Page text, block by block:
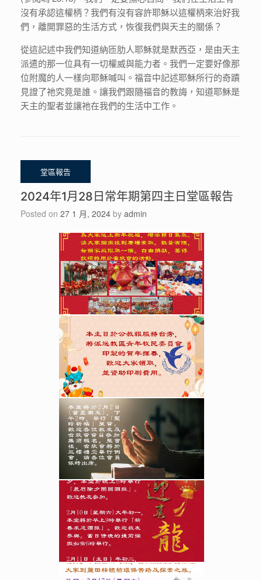
沒有承認這權柄？我們有沒有容許耶穌以這權柄來治好我
們，離開罪惡的生活方式，恢復我們與天主的關係？
從這記述中我們知道納匝肋人耶穌就是默西亞，是由天主
派遣的那一位具有一切權威與能力者。我們一定要好像那
位附魔的人一樣向耶穌喊叫。福音中記述耶穌所行的奇蹟
見證了祂究竟是誰。讓我們跟隨福音的教誨，知道耶穌是
天主的聖者並讓祂在我們的生活中工作。
2024年1月28日常年期第四主日堂區報告
Posted on 27 1 月, 2024 by admin